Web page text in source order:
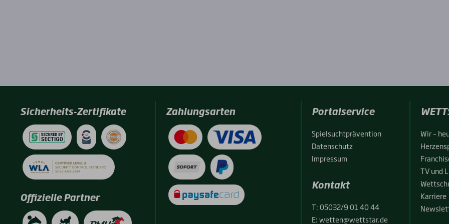
Sicherheits-Zertifikate
Offizielle Partner
Zahlungsarten Portalservice
Spiel­sucht­prä­ven­ti­on
Daten­schutz
Impres­sum
Kontakt
T:05032/9 01 40 44
E:wetten@wettstar.de
Wir –
TV und
Kar­rie­re